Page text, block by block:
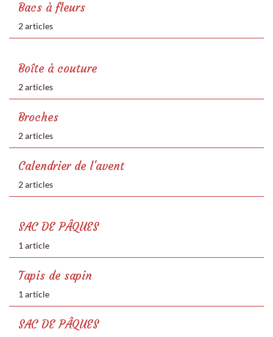
Bacs à fleurs
2 articles
Boîte à couture
2 articles
Broches
2 articles
Calendrier de l'avent
2 articles
SAC DE PÂQUES
1 article
Tapis de sapin
1 article
SAC DE PÂQUES